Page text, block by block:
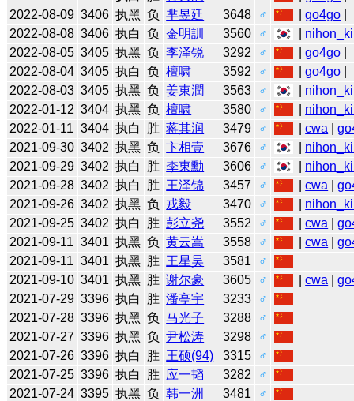
2022-08-09 3406 执黑 负 芈昱廷 3648 ♂ |go4go
2022-08-08 3406 执白 负 金明訓 3560 ♂
2022-08-05 3405 执黑 负 李泽锐 3292 ♂ |go4go
2022-08-04 3405 执白 负 檀啸 3592 ♂ |go4go
2022-08-03 3405 执黑 负 姜東潤 3563 ♂
2022-01-12 3404 执黑 负 檀啸 3580 ♂
2022-01-11 3404 执白 胜 蒋其润 3479 ♂ |cwa |
2021-09-30 3402 执黑 负 卞相壹 3676 ♂
2021-09-29 3402 执白 胜 李東勳 3606 ♂
2021-09-28 3402 执白 胜 王泽锦 3457 ♂ |cwa |
2021-09-26 3402 执黑 负 戎毅 3470 ♂
2021-09-25 3402 执白 胜 彭立尧 3552 ♂ |cwa |
2021-09-11 3401 执黑 负 黄云嵩 3558 ♂ |cwa |
2021-09-11 3401 执黑 胜 王星昊 3581
♂
2021-09-10 3401 执黑 胜 谢尔豪 3605 ♂ |cwa |
2021-07-29 3396 执白 胜 潘亭宇 3233
♂
2021-07-28 3396 执黑 负 马光子 3288
♂
2021-07-27 3396 执黑 负 尹松涛 3298
♂
2021-07-26 3396 执白 胜 王硕(94) 3315
♂
2021-07-25 3396 执白 胜 应一韬 3282
♂
2021-07-24 3395 执黑 负 韩一洲 3481
♂